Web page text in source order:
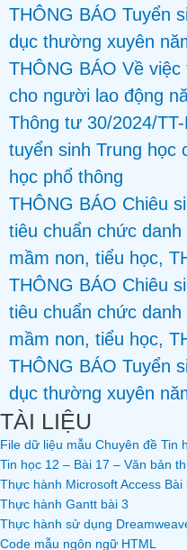
THÔNG BÁO Tuyển
dục thường xuyên
THÔNG BÁO Về
cho người lao động
Thông tư 30/2024/
tuyển sinh Trung học
học phổ thông
THÔNG BÁO Chiêu
tiêu chuẩn chức
mầm non, tiểu học,
THÔNG BÁO Chiêu
tiêu chuẩn chức
mầm non, tiểu học,
THÔNG BÁO Tuyển
dục thường xuyên
TÀI LIỆU
File dữ liệu mẫu Chuyên đề Tin
Tin học 12 – Bài 17 – Văn bản
Thực hành Microsoft Access Bài
Thực hành Gantt bài 3
Thực hành sử dụng
Code mẫu ngôn ngữ HTML